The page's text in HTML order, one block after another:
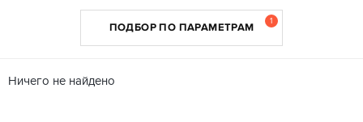
ПОДБОР ПО ПАРАМЕТРАМ 1
Ничего не найдено